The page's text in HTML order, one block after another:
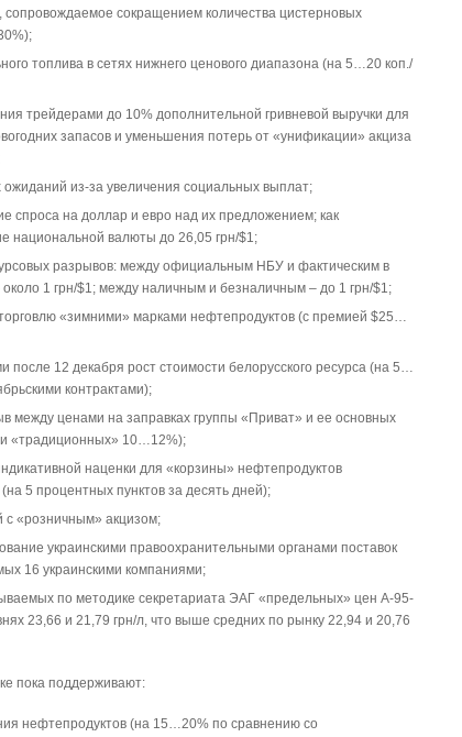
сопровождаемое сокращением количества цистерновых
топлива в сетях нижнего ценового диапазона (на 5…20 коп./
трейдерами до 10% дополнительной гривневой выручки для
запасов и уменьшения потерь от «унификации» акциза
из-за увеличения социальных выплат;
спроса на доллар и евро над их предложением; как
национальной валюты до 26,05 грн/$1;
разрывов: между официальным НБУ и фактическим в
около 1 грн/$1; между наличным и безналичным – до 1 грн/$1;
«зимними» марками нефтепродуктов (с премией $25…
12 декабря рост стоимости белорусского ресурса (на 5…
контрактами);
между ценами на заправках группы «Приват» и ее основных
«традиционных» 10…12%);
наценки для «корзины» нефтепродуктов
(на 5 процентных пунктов за десять дней);
с «розничным» акцизом;
украинскими правоохранительными органами поставок
16 украинскими компаниями;
по методике секретариата ЭАГ «предельных» цен А-95-
23,66 и 21,79 грн/л, что выше средних по рынку 22,94 и 20,76
пока поддерживают:
нефтепродуктов (на 15…20% по сравнению со